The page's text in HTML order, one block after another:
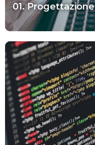
01. Progettazione